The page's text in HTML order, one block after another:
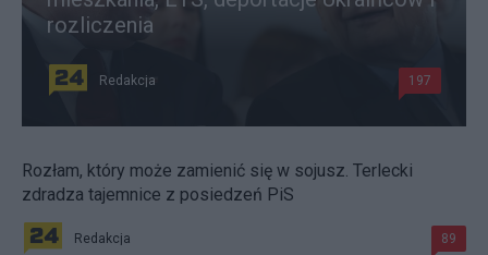
rozliczenia
Redakcja 197
Rozłam, który może zamienić się w sojusz. Terlecki
zdradza tajemnice z posiedzeń PiS
Redakcja 89